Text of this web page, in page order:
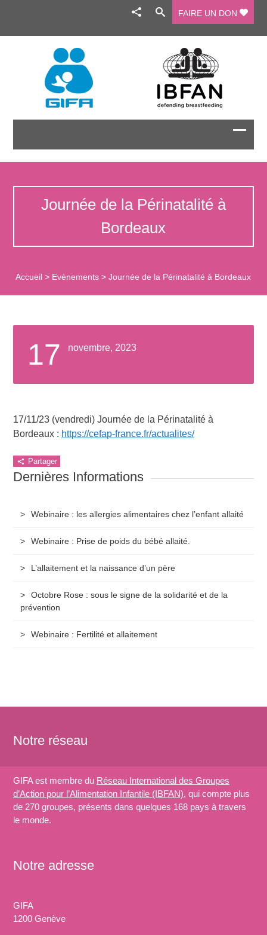
FAIRE UN DON
Journée de la Périnatalité à
Bordeaux
Accueil > Evènements >Journée de la Périnatalité à Bordeaux
17 novembre, 2023
17/11/23 (vendredi) Journée de la Périnatalité à
Bordeaux : https://cefap-france.fr/actualites/
Partager
Dernières Informations
Webinaire : les allergies alimentaires chez l’enfant allaité
Webinaire : Prise de poids du bébé allaité.
L’allaitement et la naissance d’un père
Octobre Rose : sous le signe de la solidarité et de la
prévention
Webinaire : Fertilité et allaitement
Notre réseau
GIFA est membre du Réseau International des Groupes
d’Action pour l’Alimentation Infantile (IBFAN), qui compte plus
de 270 groupes, présents dans quelques 168 pays à travers
le monde.
Notre adresse
GIFA
1200 Genève